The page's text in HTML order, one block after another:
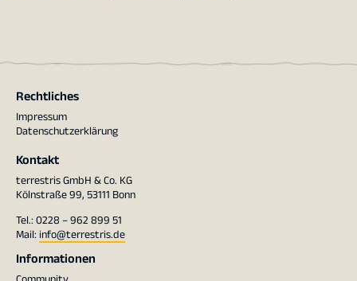
Rechtliches
Impressum
Datenschutzerklärung
Kontakt
terrestris GmbH & Co. KG
Kölnstraße 99, 53111 Bonn
Tel.: 0228 – 962 899 51
Mail: info@terrestris.de
Informationen